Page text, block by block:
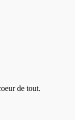
de tout.